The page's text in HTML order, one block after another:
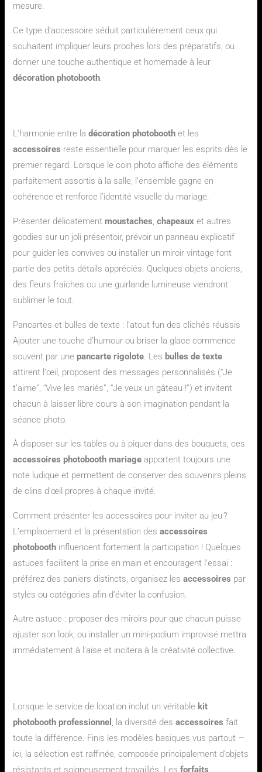
mesure.
Ce type d’accessoire séduit particulièrement ceux qui
souhaitent impliquer leurs proches lors des préparatifs, ou
donner une touche authentique et homemade à leur
décoration photobooth.
L’harmonie entre ladécoration photobooth et les
accessoires reste essentielle pour marquer les esprits dès le
premier regard. Lorsque le coin photo affiche des éléments
parfaitement assortis à la salle, l’ensemble gagne en
cohérence et renforce l’identité visuelle du mariage.
Présenter délicatementmoustaches,chapeaux et autres
goodies sur un joli présentoir, prévoir un panneau explicatif
pour guider les convives ou installer un miroir vintage font
partie des petits détails appréciés. Quelques objets anciens,
des fleurs fraîches ou une guirlande lumineuse viendront
sublimer le tout.
Pancartes et bulles de texte : l’atout fun des clichés réussis
Ajouter une touche d’humour ou briser la glace commence
souvent par unepancarte rigolote . Les bulles de texte
attirent l’œil, proposent des messages personnalisés (“Je
t’aime”, “Vive les mariés”, “Je veux un gâteau !”) et invitent
chacun à laisser libre cours à son imagination pendant la
séance photo.
À disposer sur les tables ou à piquer dans des bouquets, ces
accessoires photobooth mariage apportent toujours une
note ludique et permettent de conserver des souvenirs pleins
de clins d’œil propres à chaque invité.
Comment présenter les accessoires pour inviter au jeu ?
L’emplacement et la présentation desaccessoires
photobooth influencent fortement la participation ! Quelques
astuces facilitent la prise en main et encouragent l’essai :
préférez des paniers distincts, organisez lesaccessoires par
styles ou catégories afin d’éviter la confusion.
Autre astuce : proposer des miroirs pour que chacun puisse
ajuster son look, ou installer un mini-podium improvisé mettra
immédiatement à l’aise et incitera à la créativité collective.
Lorsque le service de location inclut un véritable kit
photobooth professionnel , la diversité desaccessoires fait
toute la différence. Finis les modèles basiques vus partout —
ici, la sélection est raffinée, composée principalement d’objets
résistants et soigneusement travaillés. Lesforfaits